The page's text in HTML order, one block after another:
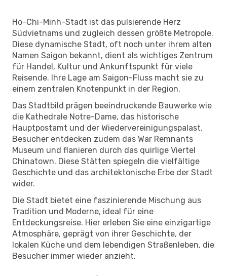
Ho-Chi-Minh-Stadt ist das pulsierende Herz
Südvietnams und zugleich dessen größte Metropole.
Diese dynamische Stadt, oft noch unter ihrem alten
Namen Saigon bekannt, dient als wichtiges Zentrum
für Handel, Kultur und Ankunftspunkt für viele
Reisende. Ihre Lage am Saigon-Fluss macht sie zu
einem zentralen Knotenpunkt in der Region.
Das Stadtbild prägen beeindruckende Bauwerke wie
die Kathedrale Notre-Dame, das historische
Hauptpostamt und der Wiedervereinigungspalast.
Besucher entdecken zudem das War Remnants
Museum und flanieren durch das quirlige Viertel
Chinatown. Diese Stätten spiegeln die vielfältige
Geschichte und das architektonische Erbe der Stadt
wider.
Die Stadt bietet eine faszinierende Mischung aus
Tradition und Moderne, ideal für eine
Entdeckungsreise. Hier erleben Sie eine einzigartige
Atmosphäre, geprägt von ihrer Geschichte, der
lokalen Küche und dem lebendigen Straßenleben, die
Besucher immer wieder anzieht.